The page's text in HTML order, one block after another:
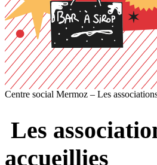
Centre social Mermoz – Les
Les
accueillies